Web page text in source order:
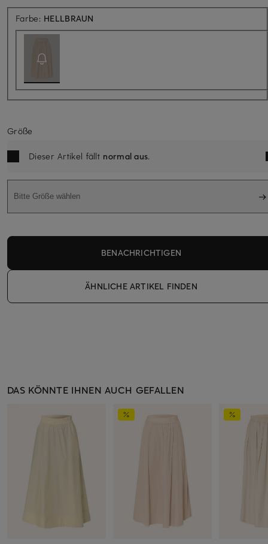
Farbe: HELLBRAUN
Größe
Dieser Artikel fällt normal aus.
Bitte Größe wählen
BENACHRICHTIGEN
ÄHNLICHE ARTIKEL FINDEN
DAS KÖNNTE IHNEN AUCH GEFALLEN